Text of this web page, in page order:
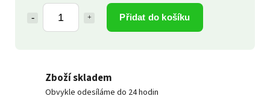
Přidat do košíku
Zboží skladem
Obvykle odesíláme do 24 hodin